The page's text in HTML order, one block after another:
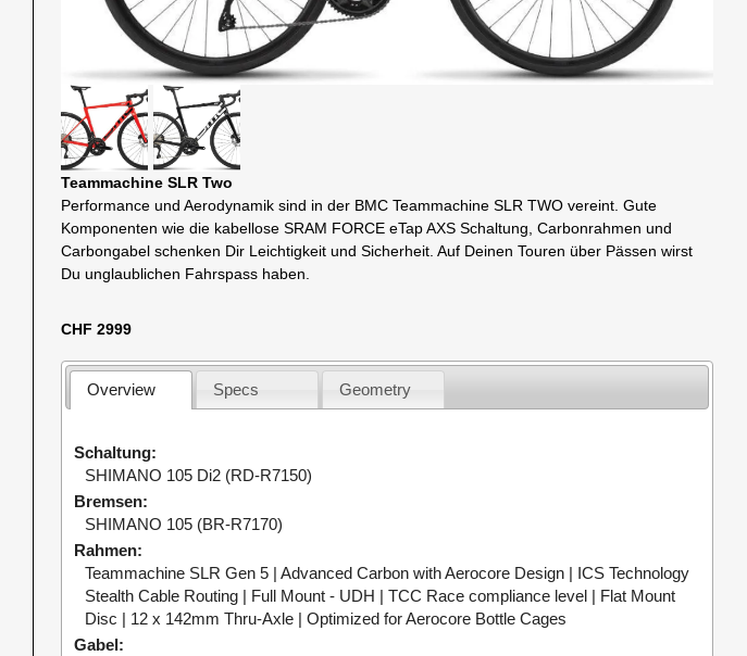
Teammachine SLR Two
Performance und Aerodynamik sind in der BMC Teammachine SLR TWO vereint. Gute
Komponenten wie die kabellose SRAM FORCE eTap AXS Schaltung, Carbonrahmen und
Carbongabel schenken Dir Leichtigkeit und Sicherheit. Auf Deinen Touren über Pässen wirst
Du unglaublichen Fahrspass haben.
CHF 2999
Overview Specs Geometry
Schaltung
SHIMANO 105 Di2 (RD-R7150)
Bremsen
SHIMANO 105 (BR-R7170)
Rahmen
Teammachine SLR Gen 5 | Advanced Carbon with Aerocore Design | ICS Technology
Stealth Cable Routing | Full Mount - UDH | TCC Race compliance level | Flat Mount
Disc | 12 x 142mm Thru-Axle | Optimized for Aerocore Bottle Cages
Gabel